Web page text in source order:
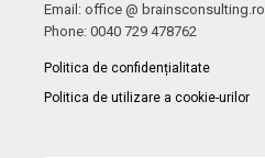
Email: office @ brainsconsulting.ro
Phone: 0040 729 478762
Politica de confidențialitate
Politica de utilizare a cookie-urilor